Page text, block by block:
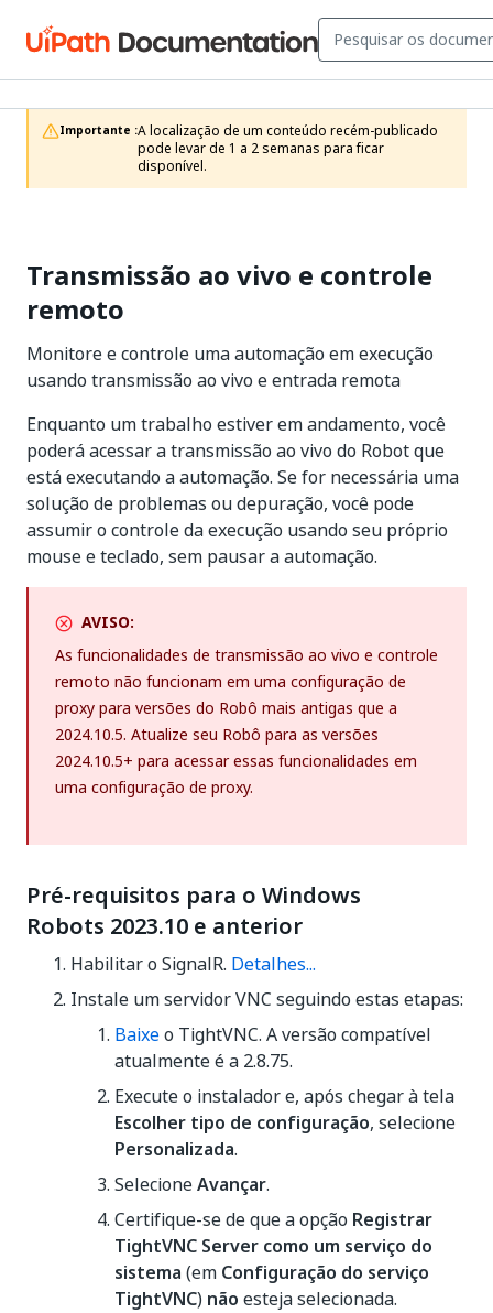
Importante :A localização de um conteúdo recém-publicado
pode levar de 1 a 2 semanas para ficar
disponível.
Transmissão ao vivo e controle
remoto
Monitore e controle uma automação em execução
usando transmissão ao vivo e entrada remota
Enquanto um trabalho estiver em andamento, você
poderá acessar a transmissão ao vivo do Robot que
está executando a automação. Se for necessária uma
solução de problemas ou depuração, você pode
assumir o controle da execução usando seu próprio
mouse e teclado, sem pausar a automação.
AVISO:
As funcionalidades de transmissão ao vivo e controle
remoto não funcionam em uma configuração de
proxy para versões do Robô mais antigas que a
2024.10.5. Atualize seu Robô para as versões
2024.10.5+ para acessar essas funcionalidades em
uma configuração de proxy.
Pré-requisitos para o Windows
Robots 2023.10 e anterior
Habilitar o SignalR. Detalhes...
Instale um servidor VNC seguindo estas etapas:
Baixeo TightVNC. A versão compatível
atualmente é a 2.8.75.
Execute o instalador e, após chegar à tela
Escolher tipo de configuração, selecione
Personalizada.
SelecioneAvançar.
Certifique-se de que a opção Registrar
TightVNC Server como um serviço do
sistema (em Configuração do serviço
TightVNC) não esteja selecionada.